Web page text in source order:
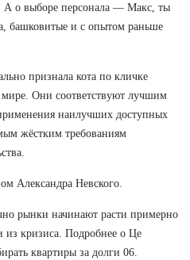
о выборе персонала — Макс, ты
башковитые и с опытом раньше
признала кота по кличке
Они соответствуют лучшим
наилучших доступных
жёстким требованиям
Александра Невского.
рынки начинают расти примерно
из кризиса. Подробнее о Це
квартиры за долги 06.